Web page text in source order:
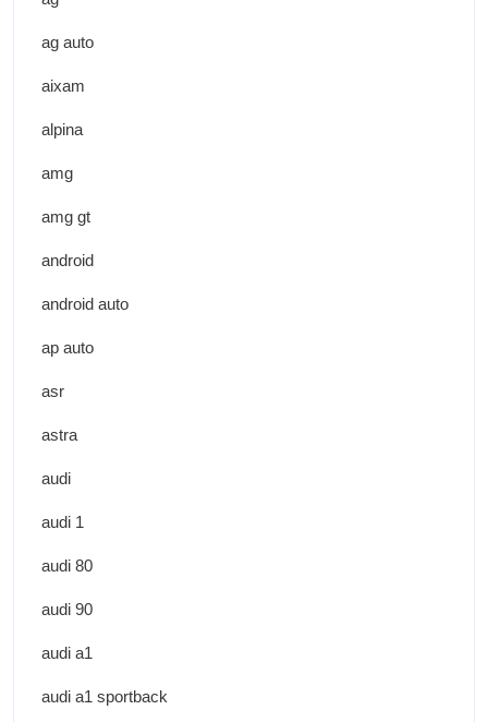
ag auto
aixam
alpina
amg
amg gt
android
android auto
ap auto
asr
astra
audi
audi 1
audi 80
audi 90
audi a1
audi a1 sportback